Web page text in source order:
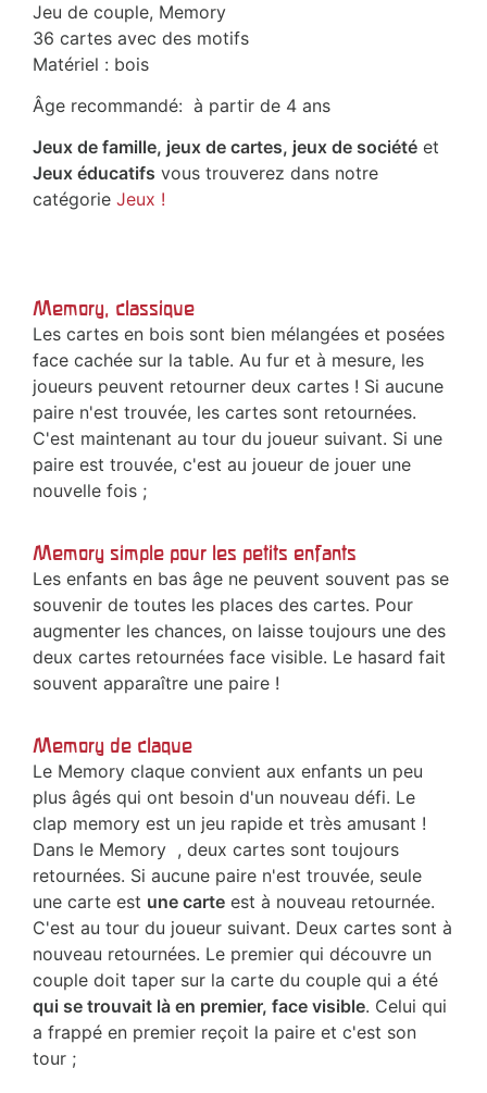
Jeu de couple, Memory
36 cartes avec des motifs
Matériel : bois
Âge recommandé: à partir de 4 ans
Jeux de famille, jeux de cartes, jeux de société et
Jeux éducatifs vous trouverez dans notre
catégorie Jeux !
Memory, classique
Les cartes en bois sont bien mélangées et posées
face cachée sur la table. Au fur et à mesure, les
joueurs peuvent retourner deux cartes ! Si aucune
paire n'est trouvée, les cartes sont retournées.
C'est maintenant au tour du joueur suivant. Si une
paire est trouvée, c'est au joueur de jouer une
nouvelle fois ;
Memory simple pour les petits enfants
Les enfants en bas âge ne peuvent souvent pas se
souvenir de toutes les places des cartes. Pour
augmenter les chances, on laisse toujours une des
deux cartes retournées face visible. Le hasard fait
souvent apparaître une paire !
Memory de claque
Le Memory claque convient aux enfants un peu
plus âgés qui ont besoin d'un nouveau défi. Le
clap memory est un jeu rapide et très amusant !
Dans le Memory , deux cartes sont toujours
retournées. Si aucune paire n'est trouvée, seule
une carte est une carte est à nouveau retournée.
C'est au tour du joueur suivant. Deux cartes sont à
nouveau retournées. Le premier qui découvre un
couple doit taper sur la carte du couple qui a été
qui se trouvait là en premier, face visible. Celui qui
a frappé en premier reçoit la paire et c'est son
tour ;